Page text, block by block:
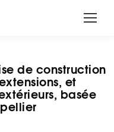
de construction
et
basée